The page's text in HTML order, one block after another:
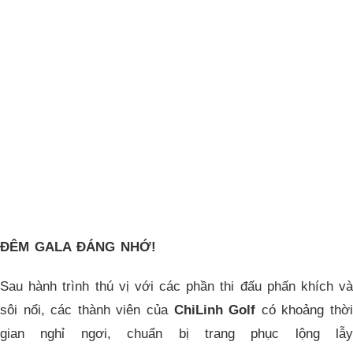
ĐÊM GALA ĐÁNG NHỚ!
Sau hành trình thú vị với các phần thi đấu phấn khích và
sôi nổi, các thành viên của ChiLinh Golf có khoảng thời
gian nghỉ ngơi, chuẩn bị trang phục lộng lẫy